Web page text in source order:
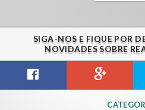
SIGA-NOS E FIQUE POR
NOVIDADES SOBRE